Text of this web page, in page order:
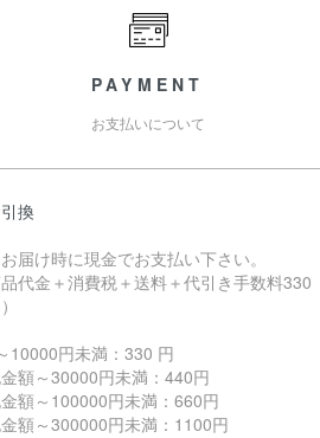
PAYMENT
お支払いについて
換
届け時に現金でお支払い下さい。
品代金＋消費税＋送料＋代引き手数料330
10000円未満：330 円
額～30000円未満：440円
額～100000円未満：660円
額～300000円未満：1100円